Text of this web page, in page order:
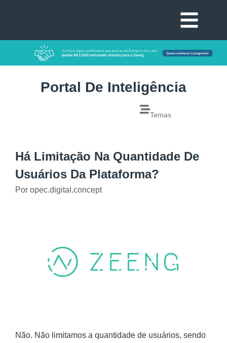
Portal De Inteligência
Temas
Há Limitação Na Quantidade De
Usuários Da Plataforma?
Por opec.digital.concept
Não. Não limitamos a quantidade de usuários, sendo